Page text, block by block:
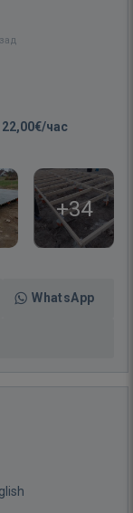
22,00€/час
+34
WhatsApp